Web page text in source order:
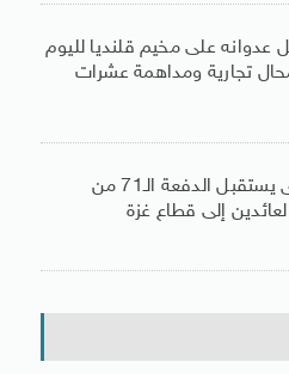
عدوانه على مخيم قلنديا لليوم
تجارية ومداهمة عشرات
ميناء رفح البرى يستقبل الدفعة الـ71 من
إلى قطاع غزة